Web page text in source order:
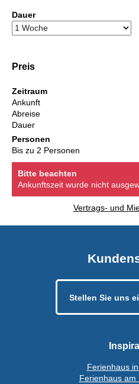
Dauer
Preis
Zeitraum
Ankunft
Abreise
Dauer
Personen
Bis zu 2 Personen
Bitte beachten
Ankunftszeit wurde nicht
Vertrags- und
Stellen Sie uns
Ferienhaus
Ferienhaus am